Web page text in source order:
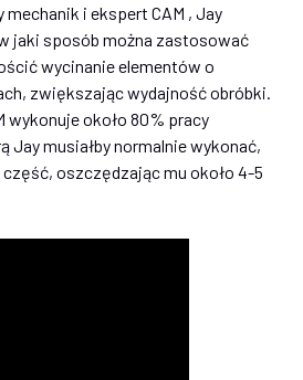
i ekspert CAM , Jay
jaki sposób można zastosować
wycinanie elementów o
zwiększając wydajność obróbki.
wykonuje około 80% pracy
Jay musiałby normalnie wykonać,
oszczędzając mu około 4-5